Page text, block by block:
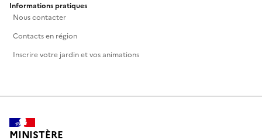
Informations pratiques
Nous contacter
Contacts en région
Inscrire votre jardin et vos animations
MINISTÈRE